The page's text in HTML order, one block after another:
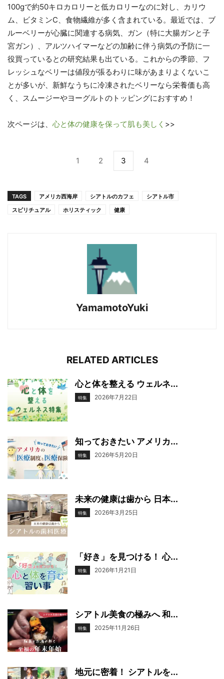
100gで約50キロカロリーと低カロリーなのに対し、カリウ
ム、ビタミンC、食物繊維が多く含まれている。最近では、ブ
ルーベリーが心臓に関連する病気、ガン（特に大腸ガンと子
宮ガン）、アルツハイマーなどの加齢に伴う病気の予防に一
役買っているとの研究結果も出ている。これからの季節、フ
レッシュなベリーは値段が張るわりに味があまりよくないこ
とが多いが、新鮮なうちに冷凍されたベリーなら栄養価も高
く、スムージーやヨーグルトのトッピングにおすすめ！
次ページは、 心と体の健康を保って肌も美しく >>
1 2 3 4
TAGS アメリカ西海岸 シアトルのカフェ
シアトル市
スピリチュアル
ホリスティック 健康
YamamotoYuki
RELATED ARTICLES
心と体を整える ウェルネ...
特集 2026年7月22日
知っておきたい アメリカ...
特集 2026年5月20日
未来の健康は歯から 日本...
特集 2026年3月25日
「好き」を見つける！ 心...
特集 2026年1月21日
シアトル美食の極みへ 和...
特集 2025年11月26日
地元に密着！ シアトルを...